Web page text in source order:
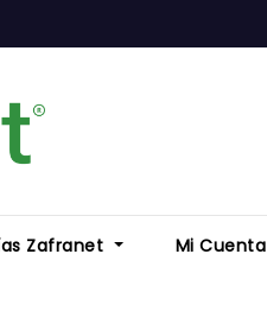
Zafranet Mi Cuenta